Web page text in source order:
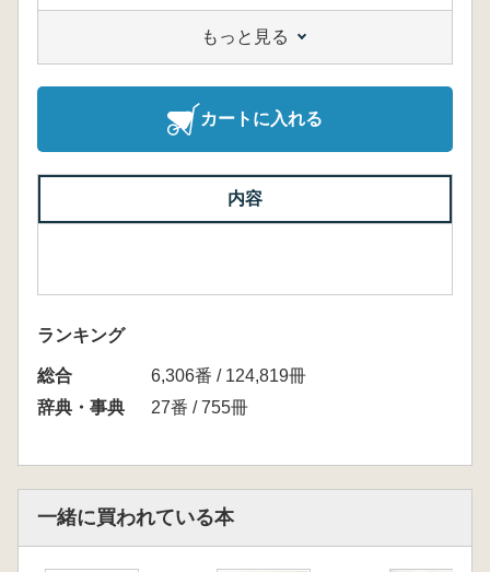
もっと見る
カートに入れる
内容
ランキング
総合
6,306番 / 124,819冊
辞典・事典
27番 / 755冊
一緒に買われている本